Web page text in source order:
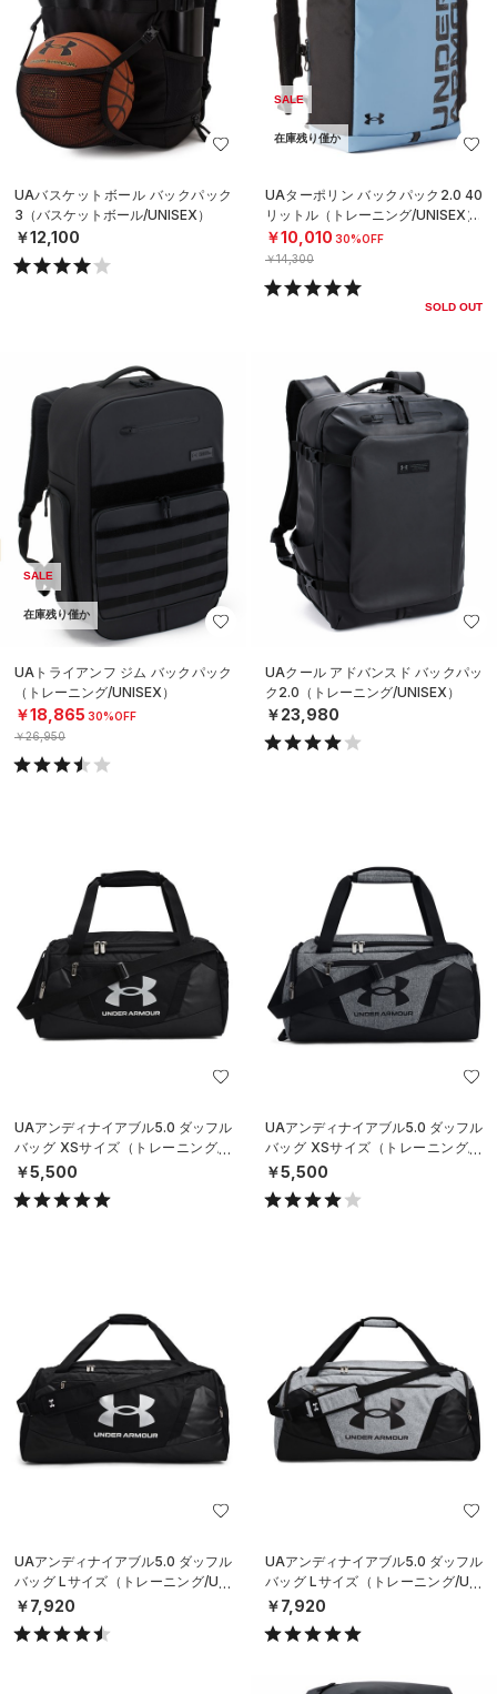
UAバスケットボール バックパック
3（バスケットボール/UNISEX）
￥12,100
SALE
在庫残り僅か
UAターポリン バックパック2.0 40
リットル（トレーニング/UNISEX）
￥10,010 30%OFF
￥14,300
SOLD OUT
SALE
在庫残り僅か
UAトライアンフ ジム バックパック
（トレーニング/UNISEX）
￥18,865 30%OFF
￥26,950
UAクール アドバンスド バックパッ
ク2.0（トレーニング/UNISEX）
￥23,980
UAアンディナイアブル5.0 ダッフル
バッグ XSサイズ（トレーニング/U
NISEX）
￥5,500
UAアンディナイアブル5.0 ダッフル
バッグ XSサイズ（トレーニング/U
NISEX）
￥5,500
UAアンディナイアブル5.0 ダッフル
バッグ Lサイズ（トレーニング/UNI
SEX）
￥7,920
UAアンディナイアブル5.0 ダッフル
バッグ Lサイズ（トレーニング/UNI
SEX）
￥7,920